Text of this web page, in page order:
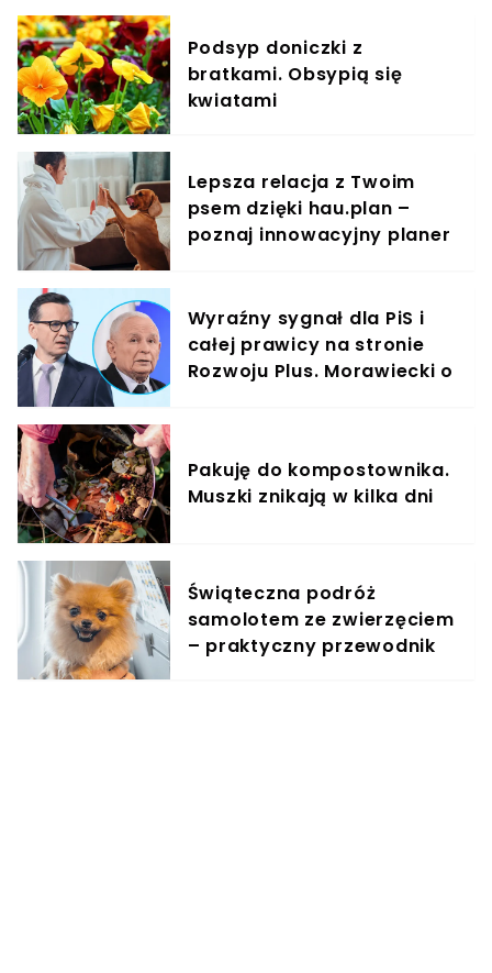
Podsyp doniczki z
bratkami. Obsypią się
kwiatami
Lepsza relacja z Twoim
psem dzięki hau.plan –
poznaj innowacyjny planer
Wyraźny sygnał dla PiS i
całej prawicy na stronie
Rozwoju Plus. Morawiecki o
Pakuję do kompostownika.
Muszki znikają w kilka dni
Świąteczna podróż
samolotem ze zwierzęciem
– praktyczny przewodnik